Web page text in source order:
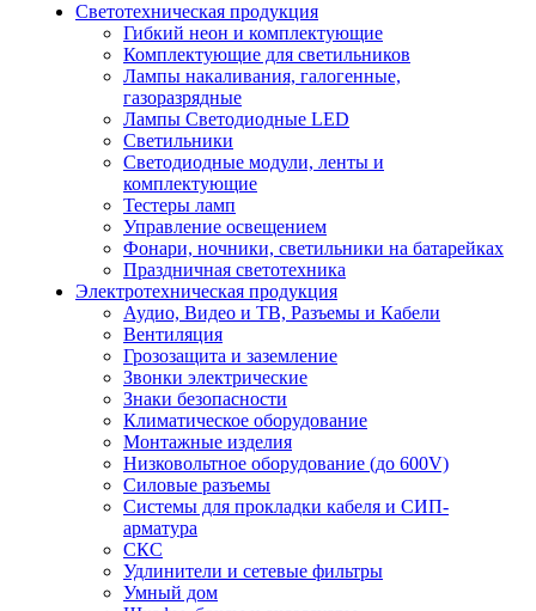
Светотехническая продукция
Гибкий неон и комплектующие
Комплектующие для светильников
Лампы накаливания, галогенные,
газоразрядные
Лампы Светодиодные LED
Светильники
Светодиодные модули, ленты и
комплектующие
Тестеры ламп
Управление освещением
Фонари, ночники, светильники на батарейках
Праздничная светотехника
Электротехническая продукция
Аудио, Видео и ТВ, Разъемы и Кабели
Вентиляция
Грозозащита и заземление
Звонки электрические
Знаки безопасности
Климатическое оборудование
Монтажные изделия
Низковольтное оборудование (до 600V)
Силовые разъемы
Системы для прокладки кабеля и СИП-
арматура
СКС
Удлинители и сетевые фильтры
Умный дом